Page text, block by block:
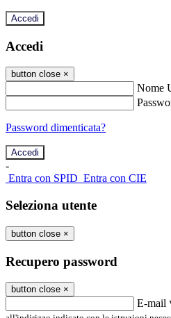
Accedi
Accedi
button close ×
Nome
Password dimenticata?
-
Entra con SPID Entra con CIE
Seleziona utente
button close ×
Recupero password
button close ×
E-mail